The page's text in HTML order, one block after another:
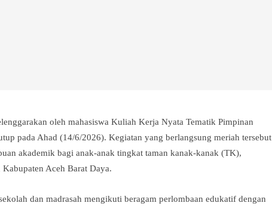
oleh mahasiswa Kuliah Kerja Nyata Tematik Pimpinan
pada Ahad (14/6/2026). Kegiatan yang berlangsung meriah tersebut
akademik bagi anak-anak tingkat taman kanak-kanak (TK),
Aceh Barat Daya.
dan madrasah mengikuti beragam perlombaan edukatif dengan